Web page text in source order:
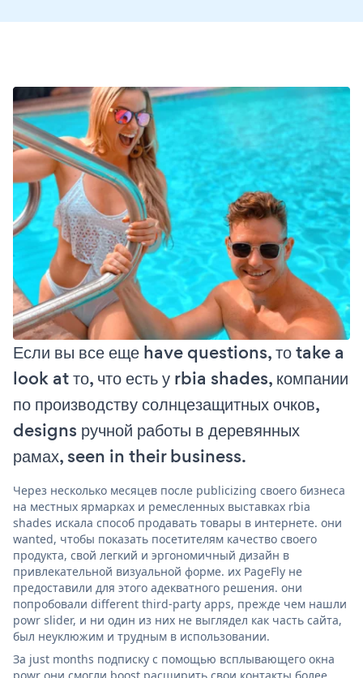
Если вы все еще have questions, то take a
look at то, что есть у rbia shades, компании
по производству солнцезащитных очков,
designs ручной работы в деревянных
рамах, seen in their business.
Через несколько месяцев после publicizing своего бизнеса
на местных ярмарках и ремесленных выставках rbia
shades искала способ продавать товары в интернете. они
wanted, чтобы показать посетителям качество своего
продукта, свой легкий и эргономичный дизайн в
привлекательной визуальной форме. их PageFly не
предоставили для этого адекватного решения. они
попробовали different third-party apps, прежде чем нашли
powr slider, и ни один из них не выглядел как часть сайта,
был неуклюжим и трудным в использовании.
За just months подписку с помощью всплывающего окна